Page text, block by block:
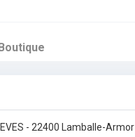
12h30 • 14h00 - 18h30
- 22400 Lamballe-Armor